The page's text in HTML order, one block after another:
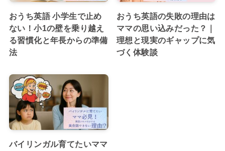
おうち英語 小学生で止め
ない！小1の壁を乗り越え
る習慣化と年長からの準備
法
おうち英語の失敗の理由は
ママの思い込みだった？｜
理想と現実のギャップに気
づく体験談
バイリンガル育てたいママ